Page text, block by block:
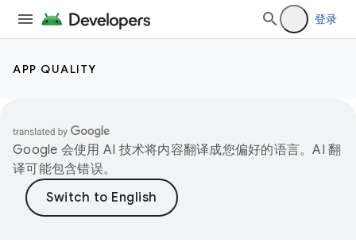
登录
APP QUALITY
Google 会使用 AI 技术将内容翻译成您偏好的语言。AI 翻
译可能包含错误。